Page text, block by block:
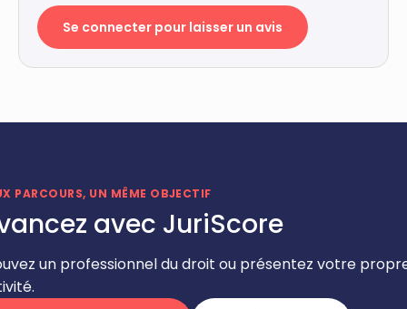
Se connecter pour laisser un avis
PARCOURS, UN MÊME OBJECTIF
avec JuriScore
un professionnel du droit ou présentez votre